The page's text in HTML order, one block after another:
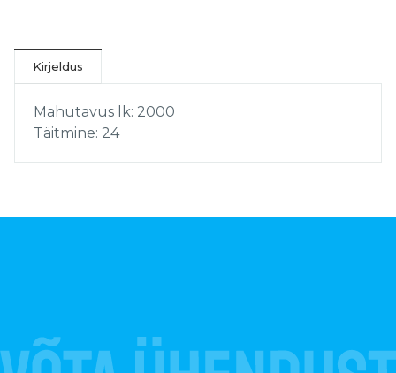
Kirjeldus
Mahutavus lk: 2000
Täitmine: 24